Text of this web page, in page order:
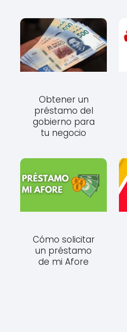
Obtener un
préstamo del
gobierno para
tu negocio
Cómo solicitar
un préstamo
de mi Afore